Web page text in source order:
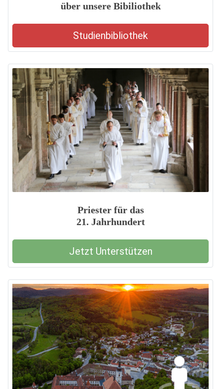
über unsere Bibiliothek
Studienbibliothek
Priester für das
21. Jahrhundert
Jetzt Unterstützen